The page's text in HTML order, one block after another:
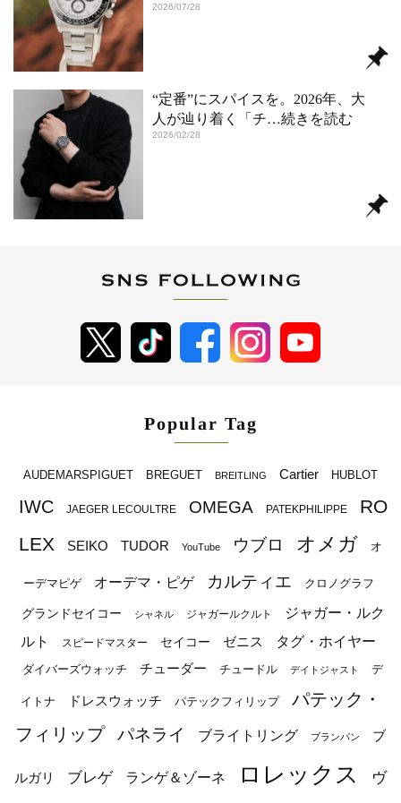
2026/07/28
“定番”にスパイスを。2026年、大
人が辿り着く「チ…続きを読む
2026/02/28
Popular Tag
AUDEMARSPIGUET BREGUET BREITLING Cartier HUBLOT
IWC JAEGER LECOULTRE OMEGA PATEKPHILIPPE
RO
LEX
SEIKO TUDOR YouTube ウブロ オメガ オ
ーデマピゲ オーデマ・ピゲ カルティエ クロノグラフ
グランドセイコー シャネル ジャガールクルト
ジャガー・ルク
ルト
スピードマスター セイコー ゼニス タグ・ホイヤー
ダイバーズウォッチ チューダー チュードル デイトジャスト デ
イトナ ドレスウォッチ パテックフィリップ
パテック・
フィリップ
パネライ ブライトリング ブランパン ブ
ルガリ ブレゲ ランゲ＆ゾーネ ロレックス ヴ